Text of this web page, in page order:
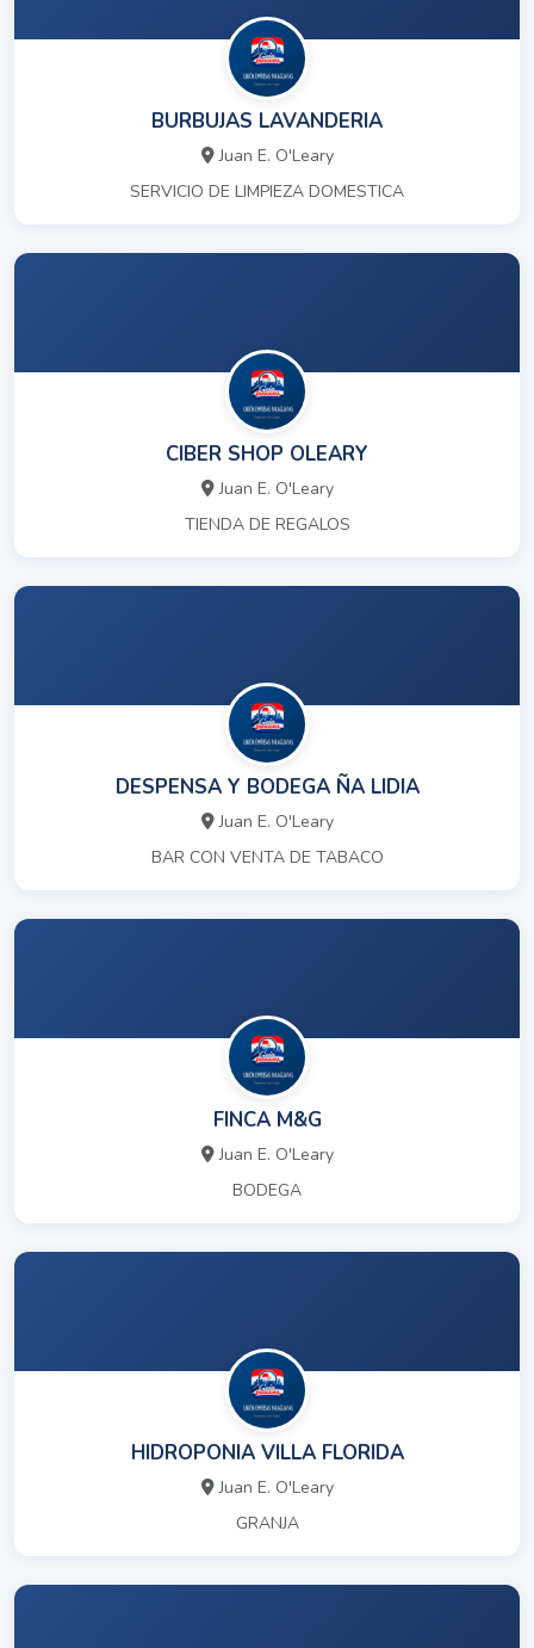
BURBUJAS LAVANDERIA
Juan E. O'Leary
SERVICIO DE LIMPIEZA DOMESTICA
CIBER SHOP OLEARY
Juan E. O'Leary
TIENDA DE REGALOS
DESPENSA Y BODEGA ÑA LIDIA
Juan E. O'Leary
BAR CON VENTA DE TABACO
FINCA M&G
Juan E. O'Leary
BODEGA
HIDROPONIA VILLA FLORIDA
Juan E. O'Leary
GRANJA